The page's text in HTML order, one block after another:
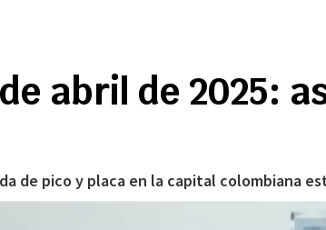
abril de 2025:
de pico y placa en la capital colombiana